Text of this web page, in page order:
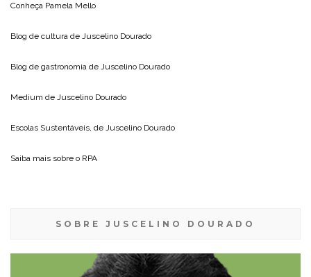
Conheça Pamela Mello
Blog de cultura de Juscelino Dourado
Blog de gastronomia de Juscelino Dourado
Medium de Juscelino Dourado
Escolas Sustentáveis, de Juscelino Dourado
Saiba mais sobre o RPA
SOBRE JUSCELINO DOURADO